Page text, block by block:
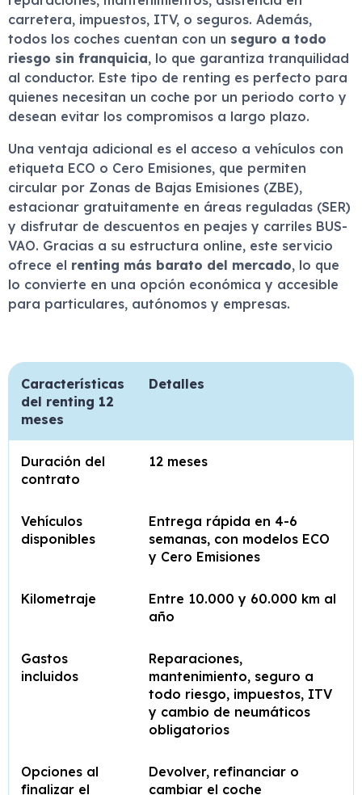
carretera, impuestos, ITV, o seguros. Además,
todos los coches cuentan con un seguro a todo
riesgo sin franquicia, lo que garantiza tranquilidad
al conductor. Este tipo de renting es perfecto para
quienes necesitan un coche por un periodo corto y
desean evitar los compromisos a largo plazo.
Una ventaja adicional es el acceso a vehículos con
etiqueta ECO o Cero Emisiones, que permiten
circular por Zonas de Bajas Emisiones (ZBE),
estacionar gratuitamente en áreas reguladas (SER)
y disfrutar de descuentos en peajes y carriles BUS-
VAO. Gracias a su estructura online, este servicio
ofrece el renting más barato del mercado, lo que
lo convierte en una opción económica y accesible
para particulares, autónomos y empresas.
Características
del renting 12
meses
Detalles
Duración del
contrato
12 meses
Vehículos
disponibles
Entrega rápida en 4-6
semanas, con modelos ECO
y Cero Emisiones
Kilometraje
Entre 10.000 y 60.000 km al
año
Gastos
incluidos
Reparaciones,
mantenimiento, seguro a
todo riesgo, impuestos, ITV
y cambio de neumáticos
obligatorios
Opciones al
finalizar el
Devolver, refinanciar o
cambiar el coche